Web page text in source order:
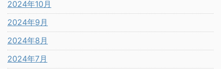
2024年10月
2024年9月
2024年8月
2024年7月